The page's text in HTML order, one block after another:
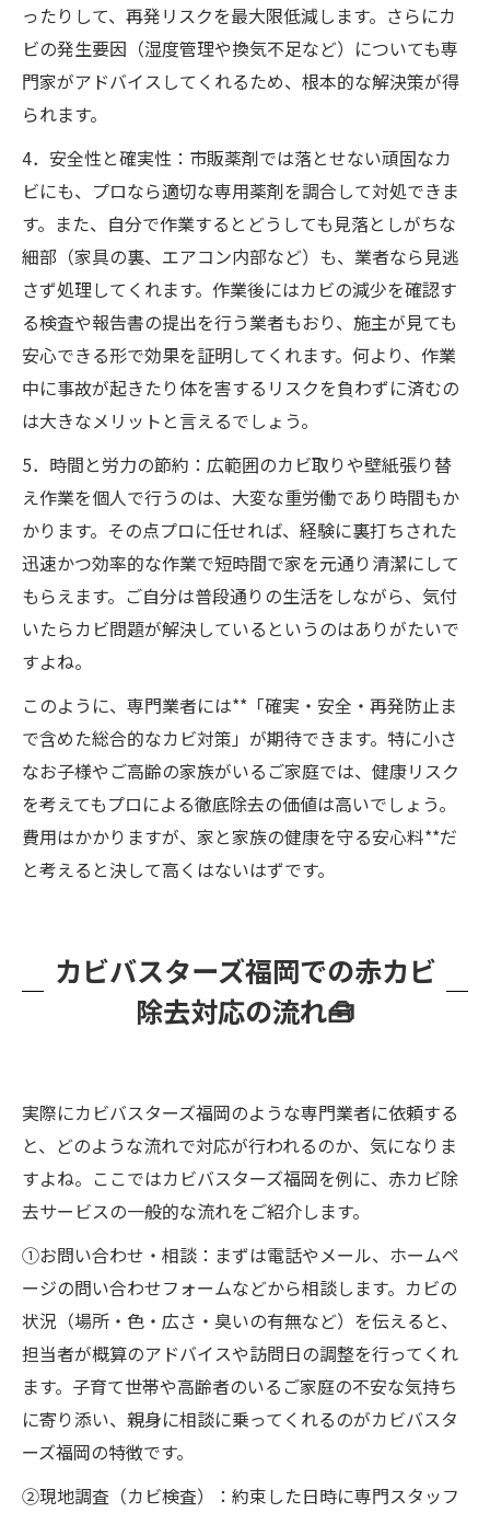
ったりして、再発リスクを最大限低減します。さらにカ
ビの発生要因（湿度管理や換気不足など）についても専
門家がアドバイスしてくれるため、根本的な解決策が得
られます。
4．安全性と確実性：市販薬剤では落とせない頑固なカ
ビにも、プロなら適切な専用薬剤を調合して対処できま
す。また、自分で作業するとどうしても見落としがちな
細部（家具の裏、エアコン内部など）も、業者なら見逃
さず処理してくれます。作業後にはカビの減少を確認す
る検査や報告書の提出を行う業者もおり、施主が見ても
安心できる形で効果を証明してくれます。何より、作業
中に事故が起きたり体を害するリスクを負わずに済むの
は大きなメリットと言えるでしょう。
5．時間と労力の節約：広範囲のカビ取りや壁紙張り替
え作業を個人で行うのは、大変な重労働であり時間もか
かります。その点プロに任せれば、経験に裏打ちされた
迅速かつ効率的な作業で短時間で家を元通り清潔にして
もらえます。ご自分は普段通りの生活をしながら、気付
いたらカビ問題が解決しているというのはありがたいで
すよね。
このように、専門業者には**「確実・安全・再発防止ま
で含めた総合的なカビ対策」が期待できます。特に小さ
なお子様やご高齢の家族がいるご家庭では、健康リスク
を考えてもプロによる徹底除去の価値は高いでしょう。
費用はかかりますが、家と家族の健康を守る安心料**だ
と考えると決して高くはないはずです。
カビバスターズ福岡での赤カビ
除去対応の流れ🧰
実際にカビバスターズ福岡のような専門業者に依頼する
と、どのような流れで対応が行われるのか、気になりま
すよね。ここではカビバスターズ福岡を例に、赤カビ除
去サービスの一般的な流れをご紹介します。
①お問い合わせ・相談：まずは電話やメール、ホームペ
ージの問い合わせフォームなどから相談します。カビの
状況（場所・色・広さ・臭いの有無など）を伝えると、
担当者が概算のアドバイスや訪問日の調整を行ってくれ
ます。子育て世帯や高齢者のいるご家庭の不安な気持ち
に寄り添い、親身に相談に乗ってくれるのがカビバスタ
ーズ福岡の特徴です。
②現地調査（カビ検査）：約束した日時に専門スタッフ